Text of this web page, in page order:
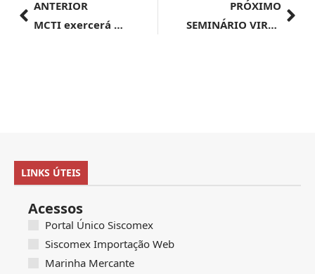
ANTERIOR
MCTI exercerá papel fundamental na ampliação e fortalecimento da cooperação em CT&I entre os 10 países-membros do BRICS
PRÓXIMO
SEMINÁRIO VIRTUAL | Anvisa convida para webinar sobre sandbox regulatório
LINKS ÚTEIS
Acessos
Portal Único Siscomex
Siscomex Importação Web
Marinha Mercante